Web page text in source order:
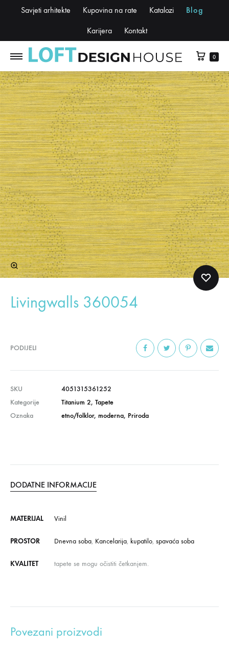
Savjeti arhitekte Kupovina na rate Katalozi Blog
Karijera Kontakt
0
Livingwalls 360054
PODIJELI
SKU
4051315361252
Kategorije
Titanium 2, Tapete
Oznaka
etno/folklor, moderna, Priroda
DODATNE INFORMACIJE
MATERIJAL Vinil
PROSTOR Dnevna soba, Kancelarija, kupatilo, spavaća soba
KVALITET tapete se mogu očistiti četkanjem.
Povezani proizvodi